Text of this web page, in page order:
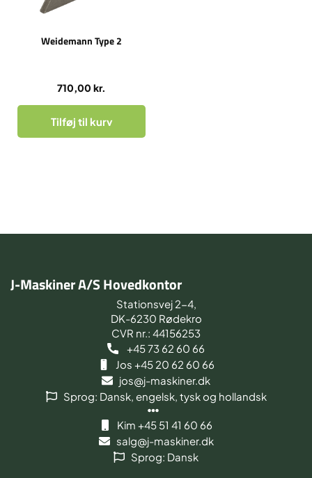
Weidemann Type 2
710,00 kr.
Tilføj til kurv
J-Maskiner A/S Hovedkontor
Stationsvej 2-4,
DK-6230 Rødekro
CVR nr.: 44156253
+45 73 62 60 66
Jos +45 20 62 60 66
jos@j-maskiner.dk
Sprog: Dansk, engelsk, tysk og hollandsk
Kim +45 51 41 60 66
salg@j-maskiner.dk
Sprog: Dansk